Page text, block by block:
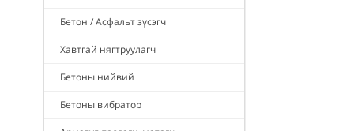
Бетон / Асфальт зүсэгч
Хавтгай нягтруулагч
Бетоны нийвий
Бетоны вибратор